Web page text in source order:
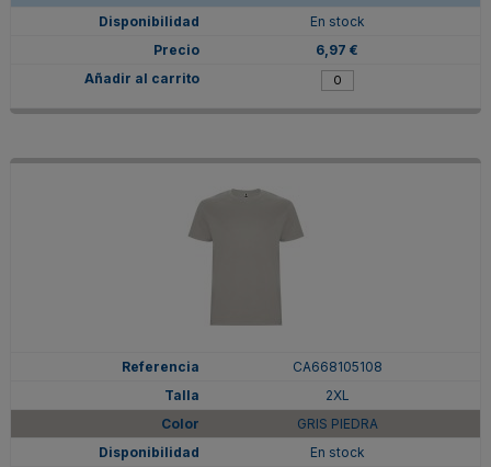
En stock
6,97 €
CA668105108
2XL
GRIS PIEDRA
En stock